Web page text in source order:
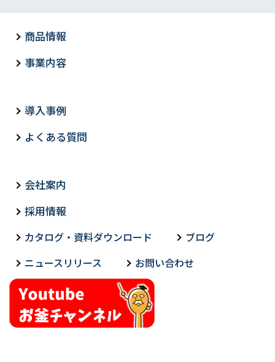
商品情報
事業内容
導入事例
よくある質問
会社案内
採用情報
カタログ・資料ダウンロード
ブログ
ニュースリリース
お問い合わせ